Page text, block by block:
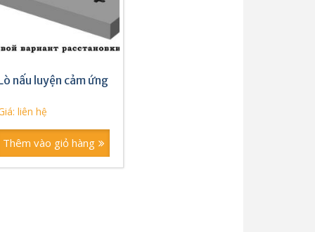
nấu luyện cảm ứng
liên hệ
Thêm vào giỏ hàng